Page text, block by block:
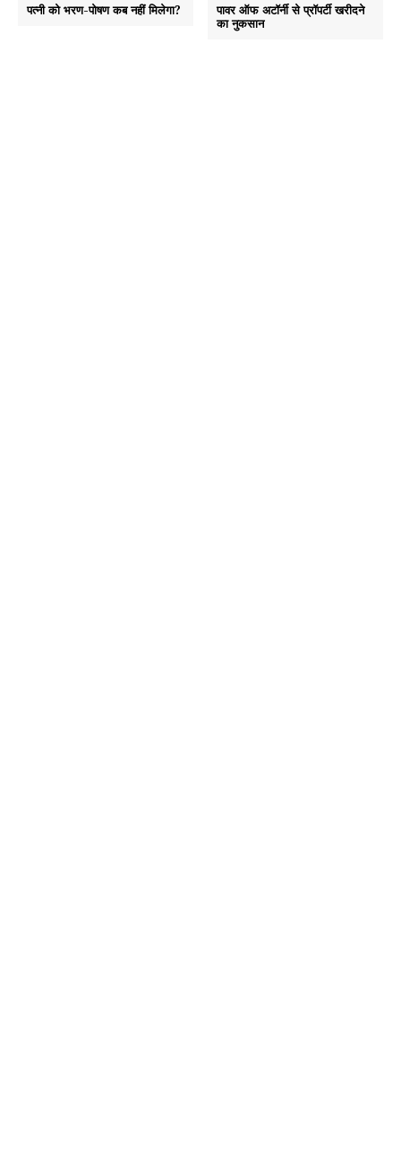
पत्नी को भरण-पोषण कब नहीं मिलेगा?
पावर ऑफ अटॉर्नी से प्रॉपर्टी खरीदने
का नुकसान